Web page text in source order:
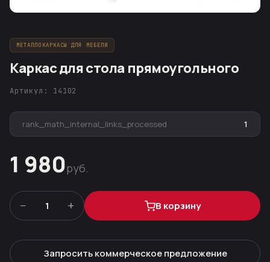
МЕТАЛЛОКАРКАСЫ ДЛЯ МЕБЕЛИ
Каркас для стола прямоугольного
Артикул: 14102
rank_math_internal_links_processed 1
1 980руб.
− 1 + В корзину
Запросить коммерческое предложение